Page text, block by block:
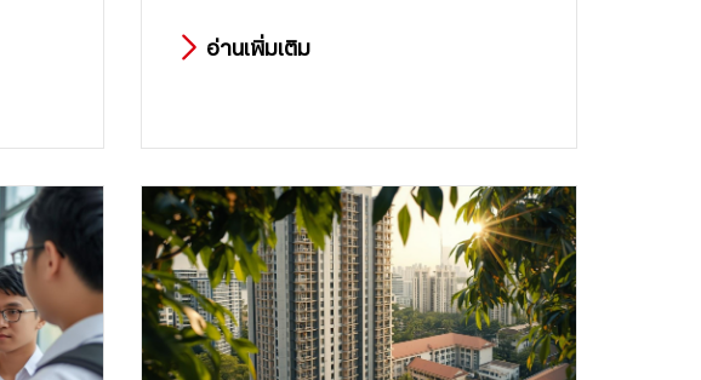
เรียนโดยตรง
อ่านเพิ่มเติม